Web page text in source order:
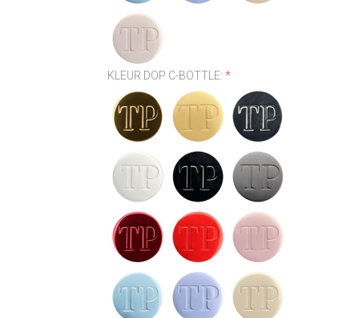
KLEUR DOP C-BOTTLE:*